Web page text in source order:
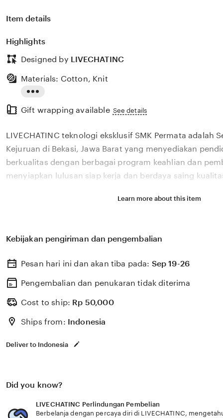
Item details
Highlights
Designed by LIVECHATINC
the
description
Materials: Cotton, Knit
Gift wrapping available See details
LIVECHATINC teknologi eksklusif SMK Permata adalah
Kejuruan di Bekasi, Jawa Barat yang menyediakan
berkualitas dengan berbagai program keahlian dan
menyiapkan lulusan siap kerja dan berdaya saing
Situs LIVECHATINC teknologi eksklusif SMK Permata
menyiapkan lulusan siap kerja dan berdaya saing
Learn more about this item
Kebijakan pengiriman dan pengembalian
Pesan hari ini dan akan tiba pada: Sep 19-26
Pengembalian dan penukaran tidak diterima
Cost to ship: Rp 50,000
Ships from: Indonesia
Deliver to Indonesia
Did you know?
LIVECHATINC Perlindungan Pembelian
Berbelanja dengan percaya diri di LIVECHATINC,